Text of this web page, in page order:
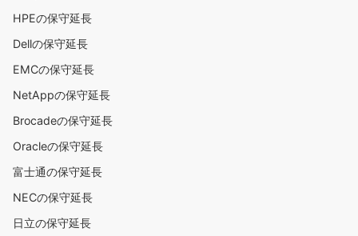
HPEの保守延長
Dellの保守延長
EMCの保守延長
NetAppの保守延長
Brocadeの保守延長
Oracleの保守延長
富士通の保守延長
NECの保守延長
日立の保守延長